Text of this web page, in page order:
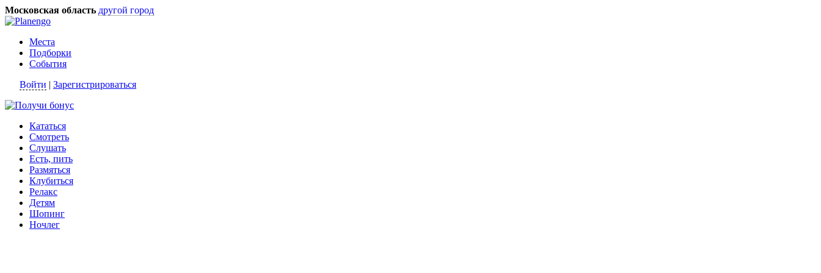
Московская область другой город
Места
Подборки
События
Войти | Зарегистрироваться
Кататься
Смотреть
Слушать
Есть, пить
Размяться
Клубиться
Релакс
Детям
Шопинг
Ночлег